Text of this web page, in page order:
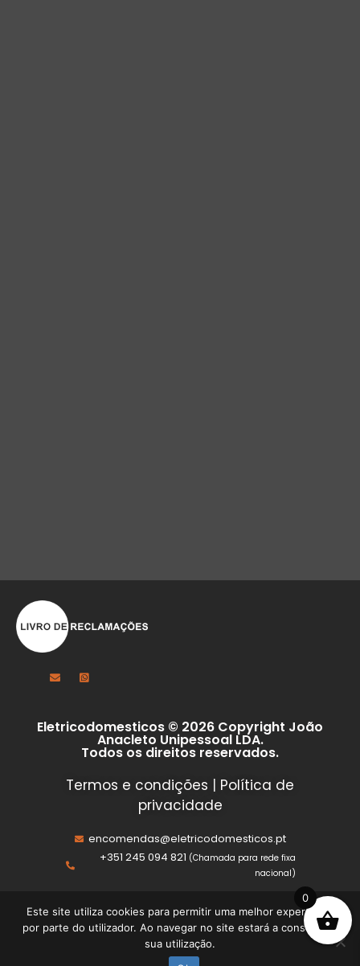
Eletricodomesticos © 2026 Copyright João
Anacleto Unipessoal LDA.
Todos os direitos reservados.
Termos e condições | Política de
privacidade
encomendas@eletricodomesticos.pt
+351 245 094 821 (Chamada para rede fixa
nacional)
0
Este site utiliza cookies para permitir uma melhor experiência
por parte do utilizador. Ao navegar no site estará a consentir a
sua utilização.